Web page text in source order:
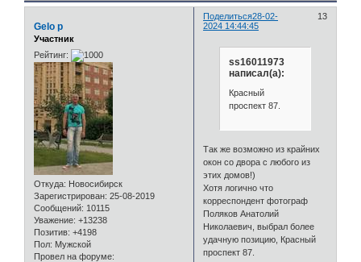
Поделиться 13
28-02-
2024 14:44:45
Gelo p
Участник
Рейтинг:
Откуда: Новосибирск
Зарегистрирован: 25-08-2019
Сообщений: 10115
Уважение: +13238
Позитив: +4198
Пол: Мужской
Провел на форуме:
ss16011973
написал(а):
Красный
проспект 87.
Так же возможно из крайних
окон со двора с любого из
этих домов!)
Хотя логично что
корреспондент фотограф
Поляков Анатолий
Николаевич, выбрал более
удачную позицию, Красный
проспект 87.